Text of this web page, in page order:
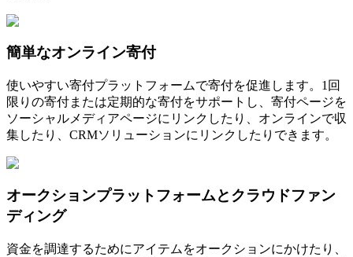
簡単なオンライン寄付
使いやすい寄付プラットフォームで寄付を促進します。1回
限りの寄付または定期的な寄付をサポートし、寄付ページを
ソーシャルメディアページにリンクしたり、オンラインで収
集したり、CRMソリューションにリンクしたりできます。
オークションプラットフォームとクラウドファン
ディング
資金を調達するためにアイテムをオークションにかけたり、